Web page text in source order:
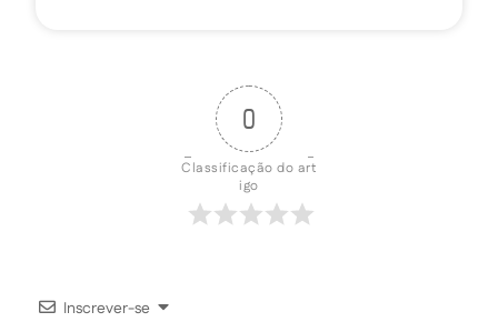
0
Classificação do art
igo
Inscrever-se